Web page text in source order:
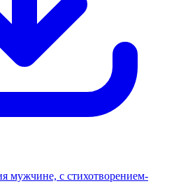
мужчине, с стихотворением-